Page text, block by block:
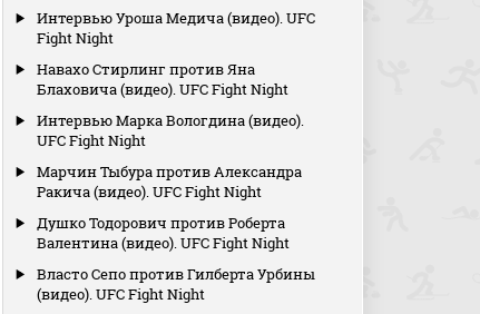
Интервью Уроша Медича (видео). UFC
Fight Night
Навахо Стирлинг против Яна
Блаховича (видео). UFC Fight Night
Интервью Марка Вологдина (видео).
UFC Fight Night
Марчин Тыбура против Александра
Ракича (видео). UFC Fight Night
Душко Тодорович против Роберта
Валентина (видео). UFC Fight Night
Власто Сепо против Гилберта Урбины
(видео). UFC Fight Night